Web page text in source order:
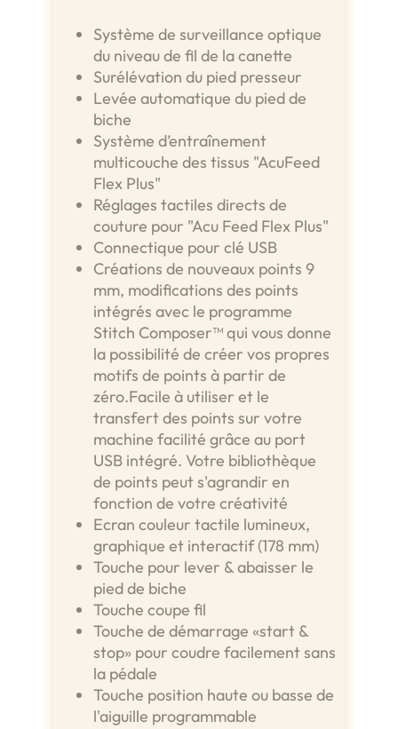
Système de surveillance optique
du niveau de fil de la canette
Surélévation du pied presseur
Levée automatique du pied de
biche
Système d’entraînement
multicouche des tissus "AcuFeed
Flex Plus"
Réglages tactiles directs de
couture pour "Acu Feed Flex Plus"
Connectique pour clé USB
Créations de nouveaux points 9
mm, modifications des points
intégrés avec le programme
Stitch Composer™ qui vous donne
la possibilité de créer vos propres
motifs de points à partir de
zéro.Facile à utiliser et le
transfert des points sur votre
machine facilité grâce au port
USB intégré. Votre bibliothèque
de points peut s'agrandir en
fonction de votre créativité
Ecran couleur tactile lumineux,
graphique et interactif (178 mm)
Touche pour lever & abaisser le
pied de biche
Touche coupe fil
Touche de démarrage «start &
stop» pour coudre facilement sans
la pédale
Touche position haute ou basse de
l'aiguille programmable